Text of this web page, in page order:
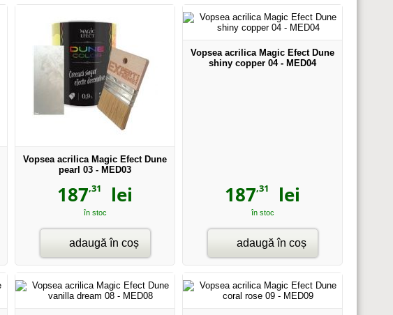
Vopsea acrilica Magic Efect Dune
pearl 03 - MED03
187,31 lei
în stoc
adaugă în coș
Vopsea acrilica Magic Efect Dune
shiny copper 04 - MED04
187,31 lei
în stoc
adaugă în coș